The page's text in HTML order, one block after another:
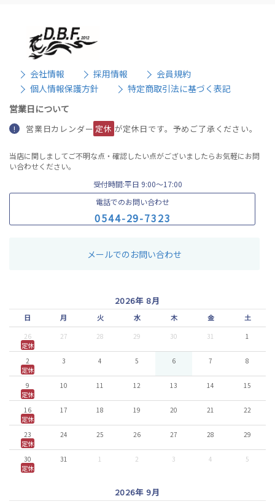
会社情報 採用情報
会員規約
個人情報保護方針
特定商取引法に基づく表記
営業日について
! 営業日カレンダー 定休 が定休日です。予めご了承ください。
当店に関しましてご不明な点・確認したい点がございましたらお気軽にお問
い合わせください。
受付時間:平日 9:00〜17:00
電話でのお問い合わせ
0544-29-7323
メールでのお問い合わせ
2026年 8月
日 月 火 水 木 金 土
26 27 28 29 30 31
1
定休
2
3 4 5 6 7
8
定休
9
10 11 12 13 14
15
定休
16
17 18 19 20 21
22
定休
23
24 25 26 27 28
29
定休
30
31 1 2 3 4
5
定休
2026年 9月